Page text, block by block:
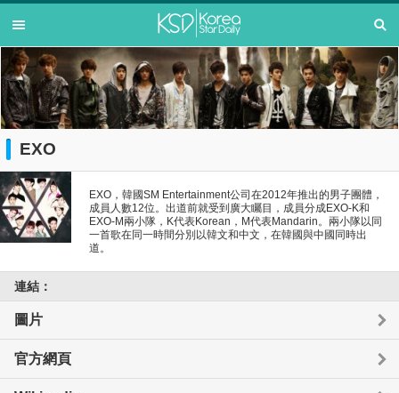
EXO
EXO，韓國SM Entertainment公司在2012年推出的男子團體，
成員人數12位。出道前就受到廣大矚目，成員分成EXO-K和
EXO-M兩小隊，K代表Korean，M代表Mandarin。兩小隊以同
一首歌在同一時間分別以韓文和中文，在韓國與中國同時出
道。
連結：
圖片
官方網頁